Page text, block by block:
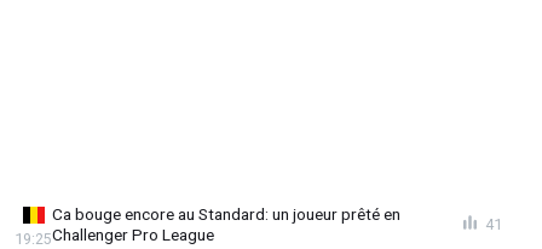
Ca bouge encore au Standard: un joueur prêté en
Challenger Pro League
19:25
41